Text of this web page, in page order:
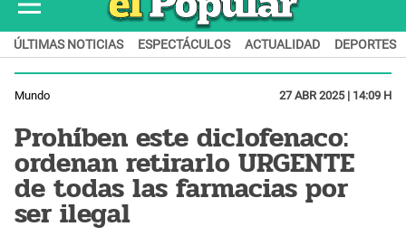
ÚLTIMAS NOTICIAS ESPECTÁCULOS ACTUALIDAD DEPORTES
Mundo 27 ABR 2025 | 14:09 H
Prohíben este diclofenaco:
ordenan retirarlo URGENTE
de todas las farmacias por
ser ilegal